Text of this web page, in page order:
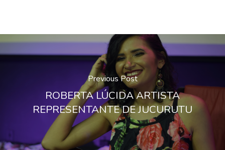
Previous Post
ROBERTA LÚCIDA ARTISTA
REPRESENTANTE DE JUCURUTU